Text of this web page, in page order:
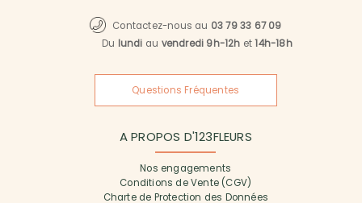
Contactez-nous au 03 79 33 67 09
Du lundi au vendredi 9h-12h et14h-18h
Questions Fréquentes
A PROPOS D'123FLEURS
Nos engagements
Conditions de Vente (CGV)
Charte de Protection des Données